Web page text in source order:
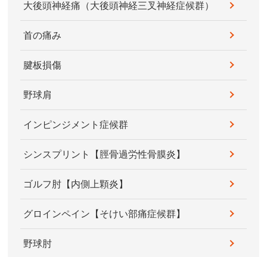
大後頭神経痛（大後頭神経三叉神経症候群）
首の痛み
腱板損傷
野球肩
インピンジメント症候群
シンスプリント【脛骨過労性骨膜炎】
ゴルフ肘【内側上顆炎】
グロインペイン【そけい部痛症候群】
野球肘